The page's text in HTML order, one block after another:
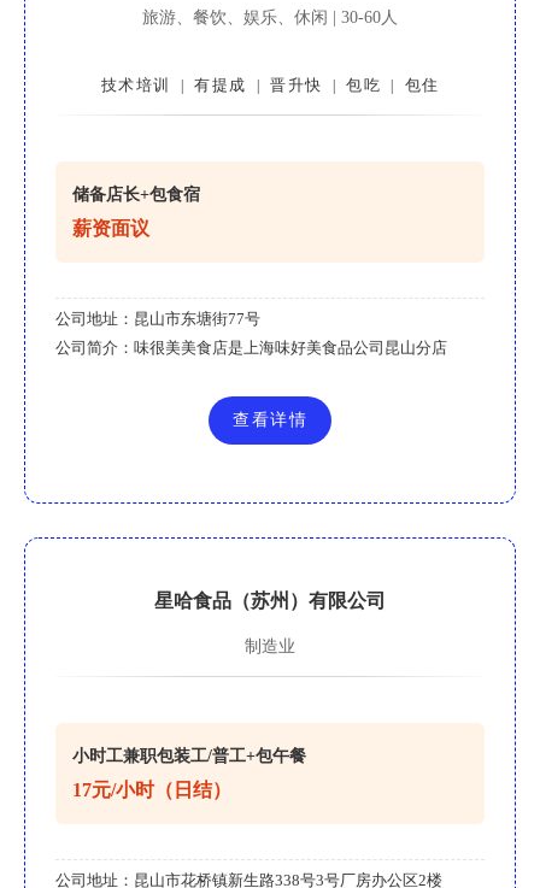
旅游、餐饮、娱乐、休闲 | 30-60人
技术培训 有提成 晋升快 包吃 包住
储备店长+包食宿
薪资面议
公司地址： 昆山市东塘街77号
公司简介： 味很美美食店是上海味好美食品公司昆山分店
查看详情
星哈食品（苏州）有限公司
制造业
小时工兼职包装工/普工+包午餐
17元/小时（日结）
公司地址： 昆山市花桥镇新生路338号3号厂房办公区2楼